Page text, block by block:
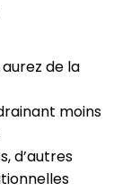
de la
moins
d’autres